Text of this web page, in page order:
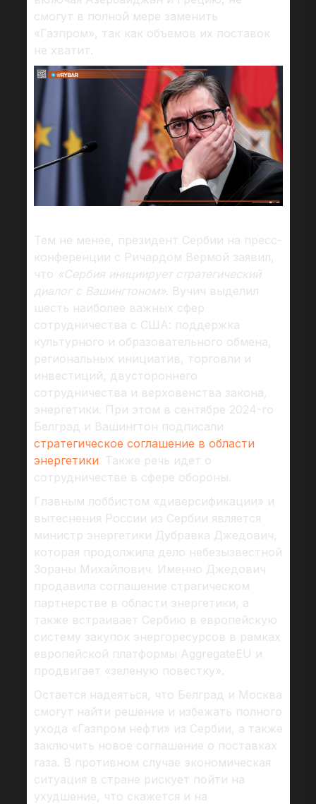
смогут в полной мере заменить
«Газпром», так как объемов их поставок
не хватит.
Тем не менее, президент Сербии на пресс-
конференции с Ричардом Вермой заявил,
что «Сербия инициирует стратегический
диалог с Вашингтоном». Вучич выделил
шесть наиболее важных сфер
сотрудничества с США: поддержка
культурного и образовательного обмена,
региональных инициатив, торговли и
инвестиций, двустороннего
сотрудничества и верховенства закона,
энергетики. При этом в сентябре 2024-го
Белград и Вашингтон подписали
стратегическое соглашение в области
энергетики. Также речь идет о
сотрудничестве в сфере обороны.
Главным лоббистом «диверсификации» и
вытеснения России из Сербии является
министр энергетики Дубравка Джедович,
которая продолжила дело небезызвестной
Зораны Михайлович. Именно Джедович
продавила соглашение страгическом
партнерстве в области энергетики, а
также встраивает Сербию в европейскую
систему закупок энергоресурсов в рамках
европейской платформы AggregateEU и
продвигает «зеленую повестку».
Остается надеяться, что Белград и Москва
смогут найти решение и избежать полного
ухода «Газпром нефти» из Сербии, а также
заключить новое соглашение о поставках
газа. В противном случае экономическая
ситуация в стране рискует пойти на
ухудшение, что скажется и на